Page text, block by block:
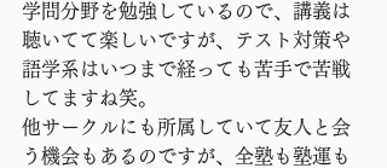
学問分野を勉強しているので、講義は
聴いてて楽しいですが、テスト対策や
語学系はいつまで経っても苦手で苦戦
してますね笑。
他サークルにも所属していて友人と会
う機会もあるのですが、全塾も塾運も